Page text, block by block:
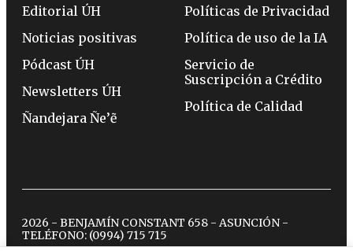
Editorial ÚH
Noticias positivas
Pódcast ÚH
Newsletters ÚH
Ñandejara Ñe’ẽ
Políticas de Privacidad
Política de uso de la IA
Servicio de
Suscripción a Crédito
Política de Calidad
2026 - BENJAMÍN CONSTANT 658 - ASUNCIÓN -
TELÉFONO: (0994) 715 715